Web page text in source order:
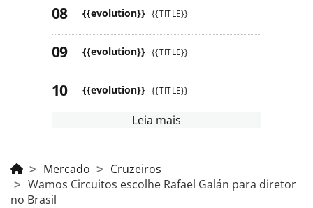
{{evolution}} {{TITLE}}
{{evolution}} {{TITLE}}
{{evolution}} {{TITLE}}
Leia mais
Mercado
Cruzeiros
Wamos Circuitos escolhe Rafael Galán para diretor
no Brasil